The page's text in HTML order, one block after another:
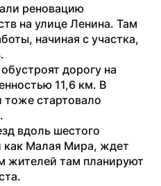
реновацию
на улице Ленина. Там
начиная с участка,
дорогу на
11,6 км. В
стартовало
вдоль шестого
как Малая Мира, ждет
жителей там планируют